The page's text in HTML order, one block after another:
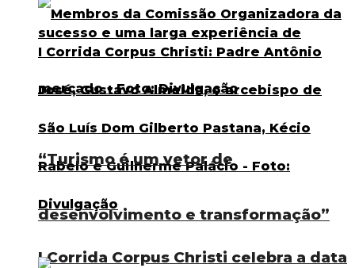
I Corrida Corpus Christi celebra a data
“Turismo é um vetor de
desenvolvimento e transformação”